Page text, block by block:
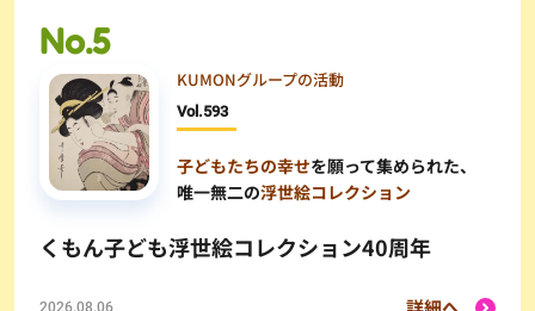
KUMONグループの活動
Vol.593
子どもたちの幸せを願って集められた、
唯一無二の浮世絵コレクション
くもん子ども浮世絵コレクション40周年
2026.08.06